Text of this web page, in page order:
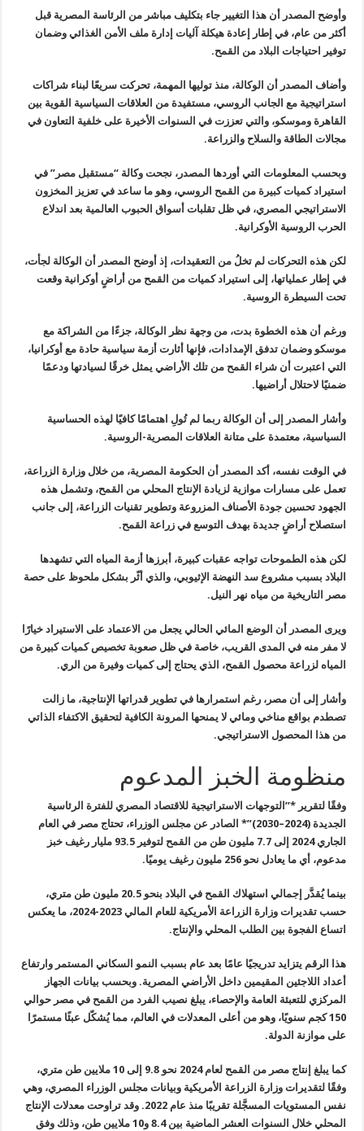
وأوضح المصدر أن هذا التغيير جاء بتكليف مباشر من الرئاسة المصرية قبل
أكثر من عام، في إطار إعادة هيكلة آليات إدارة ملف الأمن الغذائي وضمان
توفير احتياجات البلاد من القمح.
وأضاف المصدر أن الوكالة، منذ توليها المهمة، تحركت سريعًا لبناء شراكات
استراتيجية مع الجانب الروسي، مستفيدة من العلاقات السياسية القوية بين
القاهرة وموسكو، والتي تعززت في السنوات الأخيرة على خلفية التعاون في
مجالات الطاقة والسلاح والزراعة.
وبحسب المعلومات التي أوردها المصدر، نجحت وكالة “مستقبل مصر” في
استيراد كميات كبيرة من القمح الروسي، وهو ما ساعد في تعزيز المخزون
الاستراتيجي المصري، في ظل تقلبات أسواق الحبوب العالمية بعد اندلاع
الحرب الروسية الأوكرانية.
لكن هذه التحركات لم تخلُ من التعقيدات، إذ أوضح المصدر أن الوكالة لجأت،
في إطار عملياتها، إلى استيراد كميات من القمح من أراضٍ أوكرانية وقعت
تحت السيطرة الروسية.
ورغم أن هذه الخطوة بدت، من وجهة نظر الوكالة، جزءًا من الشراكة مع
موسكو وضمان تدفق الإمدادات، فإنها أثارت أزمة سياسية حادة مع أوكرانيا،
التي اعتبرت أن شراء القمح من تلك الأراضي يمثل خرقًا لسيادتها ودعمًا
ضمنيًا لاحتلال أراضيها.
وأشار المصدر إلى أن الوكالة ربما لم تُولِ اهتمامًا كافيًا لهذه الحساسية
السياسية، معتمدة على متانة العلاقات المصرية-الروسية.
في الوقت نفسه، أكد المصدر أن الحكومة المصرية، من خلال وزارة الزراعة،
تعمل على مسارات موازية لزيادة الإنتاج المحلي من القمح، وتشمل هذه
الجهود تحسين جودة الأصناف المزروعة وتطوير تقنيات الزراعة، إلى جانب
استصلاح أراضٍ جديدة بهدف التوسع في زراعة القمح.
لكن هذه الطموحات تواجه عقبات كبيرة، أبرزها أزمة المياه التي تشهدها
البلاد بسبب مشروع سد النهضة الإثيوبي، والذي أثّر بشكل ملحوظ على حصة
مصر
التاريخية من مياه نهر النيل.
ويرى المصدر أن الوضع المائي الحالي يجعل من الاعتماد على الاستيراد خيارًا
لا مفر منه في المدى القريب، خاصة في ظل صعوبة تخصيص كميات كبيرة من
المياه لزراعة محصول القمح، الذي يحتاج إلى كميات وفيرة من الري.
وأشار إلى أن مصر، رغم استمرارها في تطوير قدراتها الإنتاجية، ما زالت
تصطدم بواقع مناخي ومائي لا يمنحها المرونة الكافية لتحقيق الاكتفاء الذاتي
من هذا المحصول الاستراتيجي.
منظومة الخبز المدعوم
وفقًا لتقرير *”التوجهات الاستراتيجية للاقتصاد المصري للفترة الرئاسية
الجديدة (2024–2030)”* الصادر عن مجلس الوزراء، تحتاج مصر في العام
الجاري 2024
إلى 7.7 مليون طن من القمح لتوفير 93.5 مليار رغيف خبز
مدعوم، أي ما يعادل نحو 256 مليون رغيف يوميًا .
بينما يُقدَّر إجمالي استهلاك القمح في البلاد بنحو 20.5 مليون طن متري،
حسب تقديرات وزارة الزراعة الأمريكية للعام المالي 2023-2024، ما يعكس
اتساع الفجوة بين الطلب المحلي والإنتاج.
هذا الرقم يتزايد تدريجيًا عامًا بعد عام بسبب النمو السكاني المستمر وارتفاع
أعداد اللاجئين المقيمين داخل الأراضي المصرية. وبحسب بيانات الجهاز
المركزي للتعبئة العامة والإحصاء، يبلغ نصيب الفرد من القمح في مصر حوالي
150 كجم سنويًا، وهو من أعلى المعدلات في العالم، مما يُشكّل عبئًا
مستمرًا
على موازنة الدولة.
كما يبلغ إنتاج مصر من القمح لعام 2024 نحو 9.8 إلى 10 ملايين طن متري،
وفقًا لتقديرات وزارة الزراعة الأمريكية وبيانات مجلس الوزراء المصري، وهي
نفس المستويات المسجَّلة تقريبًا منذ عام 2022. وقد تراوحت معدلات الإنتاج
المحلي خلال السنوات العشر الماضية بين 8.4 و10 ملايين طن، وذلك وفق